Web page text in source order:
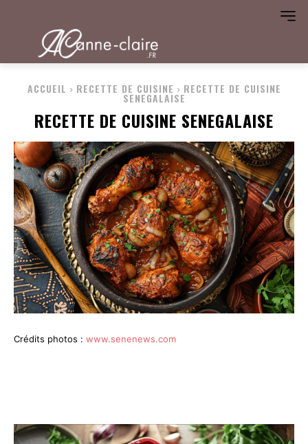
ACCUEIL RECETTE DE CUISINE RECETTE DE CUISINE
SENEGALAISE
RECETTE DE CUISINE SENEGALAISE
Crédits photos : www.senenews.com